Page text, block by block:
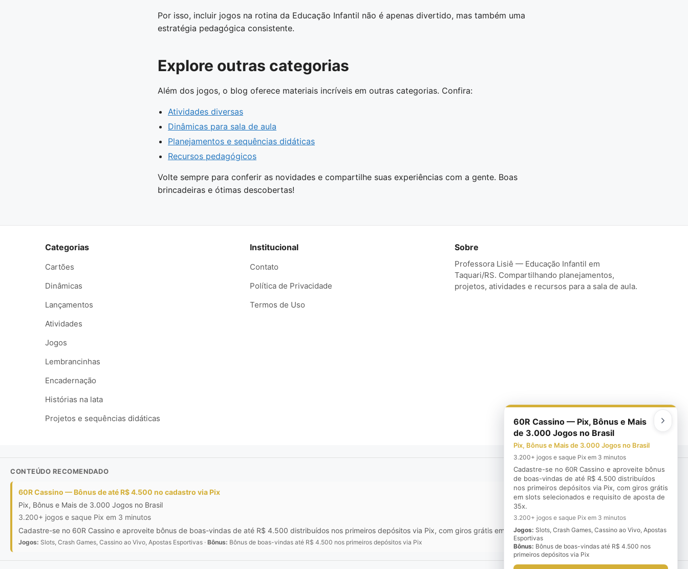
Por isso, incluir jogos na rotina da Educação Infantil não é apenas divertido, mas também uma
estratégia pedagógica consistente.
Explore outras categorias
Além dos jogos, o blog oferece materiais incríveis em outras categorias. Confira:
Atividades diversas
Dinâmicas para sala de aula
Planejamentos e sequências didáticas
Recursos pedagógicos
Volte sempre para conferir as novidades e compartilhe suas experiências com a gente. Boas
brincadeiras e ótimas descobertas!
Categorias
Cartões
Dinâmicas
Lançamentos
Atividades
Jogos
Lembrancinhas
Encadernação
Histórias na lata
Projetos e sequências didáticas
Institucional
Contato
Política de Privacidade
Termos de Uso
Sobre
Professora Lisiê — Educação Infantil em
Taquari/RS. Compartilhando planejamentos,
projetos, atividades e recursos para a sala de aula.
CONTEÚDO RECOMENDADO
60R Cassino — Bônus de até R$ 4.500 no cadastro via Pix
Pix, Bônus e Mais de 3.000 Jogos no Brasil
3.200+ jogos e saque Pix em 3 minutos
Cadastre-se no 60R Cassino e aproveite bônus de boas-vindas de até R$ 4.500 distribuídos nos primeiros depósitos via Pix, com giros grátis em slots selecionados e requisito de aposta de 35x.
Jogos: Slots, Crash Games, Cassino ao Vivo, Apostas Esportivas · Bônus: Bônus de boas-vindas até R$ 4.500 nos primeiros depósitos via Pix
60R Cassino — Pix, Bônus e Mais
de 3.000 Jogos no Brasil
Pix, Bônus e Mais de 3.000 Jogos no Brasil
3.200+ jogos e saque Pix em 3 minutos
Cadastre-se no 60R Cassino e aproveite bônus
de boas-vindas de até R$ 4.500 distribuídos
nos primeiros depósitos via Pix, com giros grátis
em slots selecionados e requisito de aposta de
35x.
3.200+ jogos e saque Pix em 3 minutos
Jogos: Slots, Crash Games, Cassino ao Vivo, Apostas
Esportivas
Bônus: Bônus de boas-vindas até R$ 4.500 nos
primeiros depósitos via Pix